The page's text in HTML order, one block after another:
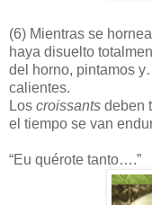
(6) Mientras se
haya disuelto
del horno, pintamos
calientes.
Los croissants deben
el tiempo se van
“Eu quérote tanto….”